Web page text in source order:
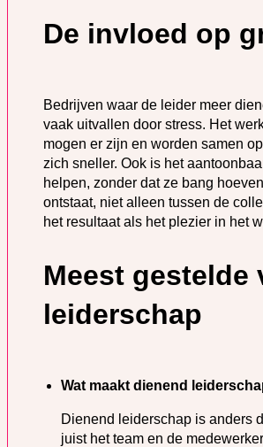
De invloed op
Bedrijven waar de leider meer
vaak uitvallen door stress. Het
mogen er zijn en worden samen
zich sneller. Ook is het
helpen, zonder dat ze bang
ontstaat, niet alleen tussen de
het resultaat als het plezier in het
Meest gestelde
leiderschap
Wat maakt dienend
Dienend leiderschap is anders
juist het team en de